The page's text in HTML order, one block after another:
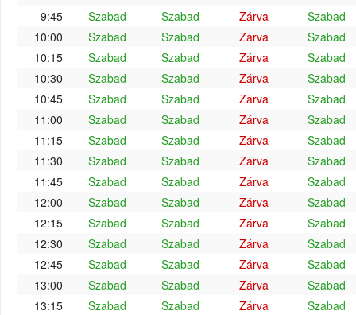
9:45
Szabad Szabad Zárva
Szabad
10:00
Szabad Szabad Zárva
Szabad
10:15
Szabad Szabad Zárva
Szabad
10:30
Szabad Szabad Zárva
Szabad
10:45
Szabad Szabad Zárva
Szabad
11:00
Szabad Szabad Zárva
Szabad
11:15
Szabad Szabad Zárva
Szabad
11:30
Szabad Szabad Zárva
Szabad
11:45
Szabad Szabad Zárva
Szabad
12:00
Szabad Szabad Zárva
Szabad
12:15
Szabad Szabad Zárva
Szabad
12:30
Szabad Szabad Zárva
Szabad
12:45
Szabad Szabad Zárva
Szabad
13:00
Szabad Szabad Zárva
Szabad
13:15
Szabad Szabad Zárva
Szabad